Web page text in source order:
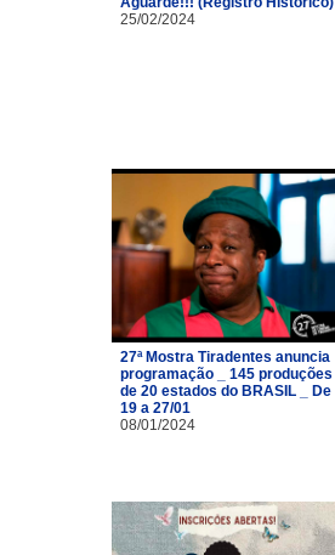
25/02/2024
27ª Mostra Tiradentes anuncia
programação _ 145 produções
de 20 estados do BRASIL _ De
19 a 27/01
08/01/2024